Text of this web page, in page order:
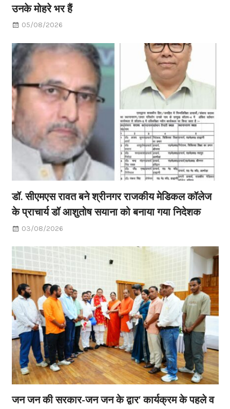
उनके मोहरे भर हैं
05/08/2026
डॉ. सीएमएस रावत बने श्रीनगर राजकीय मेडिकल कॉलेज
के प्राचार्य डॉ आशुतोष सयाना को बनाया गया निदेशक
03/08/2026
जन जन की सरकार-जन जन के द्वार’ कार्यक्रम के पहले व